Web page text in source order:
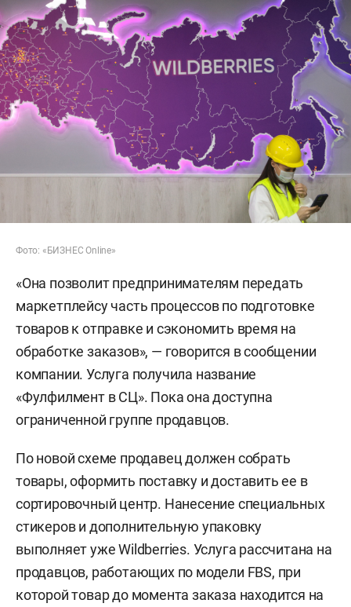
Фото: «БИЗНЕС Online»
«Она позволит предпринимателям передать
маркетплейсу часть процессов по подготовке
товаров к отправке и сэкономить время на
обработке заказов», — говорится в сообщении
компании. Услуга получила название
«Фулфилмент в СЦ». Пока она доступна
ограниченной группе продавцов.
По новой схеме продавец должен собрать
товары, оформить поставку и доставить ее в
сортировочный центр. Нанесение специальных
стикеров и дополнительную упаковку
выполняет уже Wildberries. Услуга рассчитана на
продавцов, работающих по модели FBS, при
которой товар до момента заказа находится на